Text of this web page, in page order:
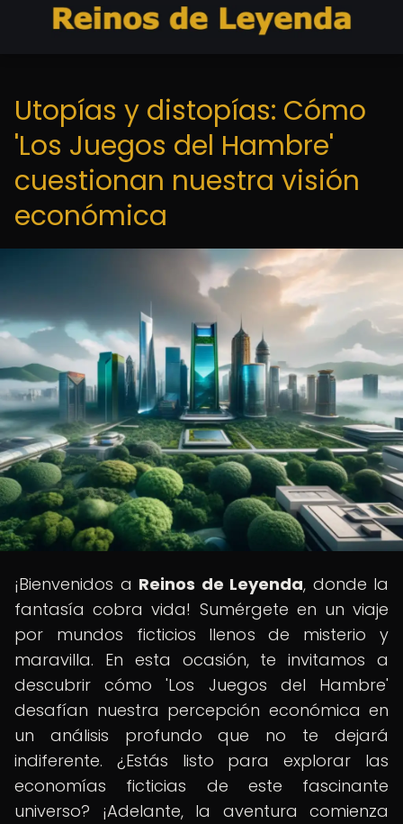
Utopías y distopías: Cómo
'Los Juegos del Hambre'
cuestionan nuestra visión
económica
¡Bienvenidos a Reinos de Leyenda, donde la
fantasía cobra vida! Sumérgete en un viaje
por mundos ficticios llenos de misterio y
maravilla. En esta ocasión, te invitamos a
descubrir cómo 'Los Juegos del Hambre'
desafían nuestra percepción económica en
un análisis profundo que no te dejará
indiferente. ¿Estás listo para explorar las
economías ficticias de este fascinante
universo? ¡Adelante, la aventura comienza